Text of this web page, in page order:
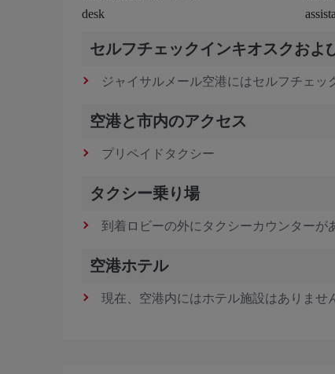
セルフチェックインキオスクおよ
ジャイサルメール空港にはセルフチェッ
空港と市内のアクセス
プリペイドタクシー
タクシー乗り場
到着ロビーの外にタクシーカウンターが
空港ホテル
現在、空港内にはホテル施設はありませ